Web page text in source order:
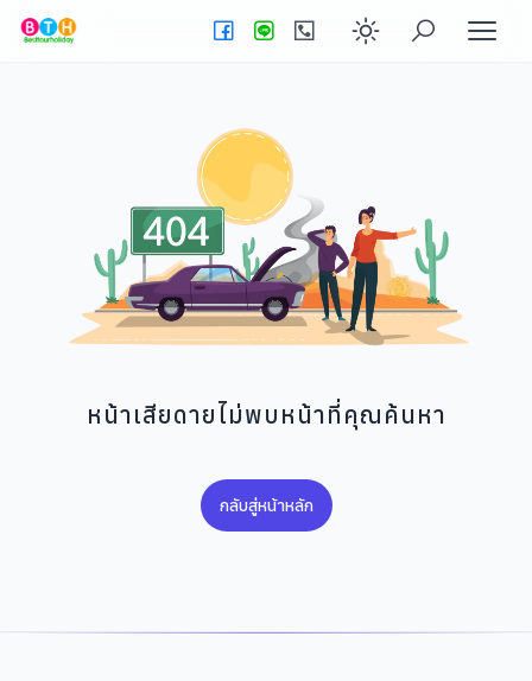
Enable dark
หน้าเสียดายไม่พบหน้าที่คุณค้นหา
กลับสู่หน้าหลัก